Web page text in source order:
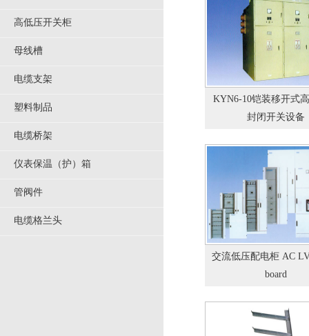
高低压开关柜
母线槽
电缆支架
塑料制品
电缆桥架
仪表保温（护）箱
管阀件
电缆格兰头
KYN6-10铠装移开式
封闭开关设备
交流低压配电柜 AC
board